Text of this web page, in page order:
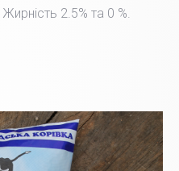
2.5% та 0 %.